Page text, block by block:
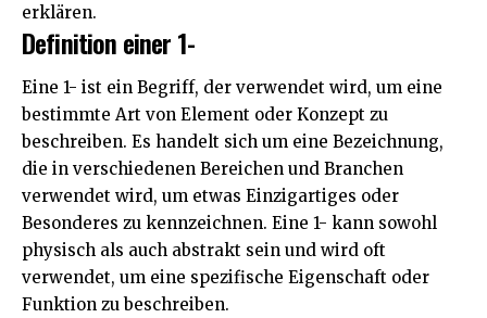
erklären.
Definition einer 1-
Eine 1- ist ein Begriff, der verwendet wird, um eine
bestimmte Art von Element oder Konzept zu
beschreiben. Es handelt sich um eine Bezeichnung,
die in verschiedenen Bereichen und Branchen
verwendet wird, um etwas Einzigartiges oder
Besonderes zu kennzeichnen. Eine 1- kann sowohl
physisch als auch abstrakt sein und wird oft
verwendet, um eine spezifische Eigenschaft oder
Funktion zu beschreiben.